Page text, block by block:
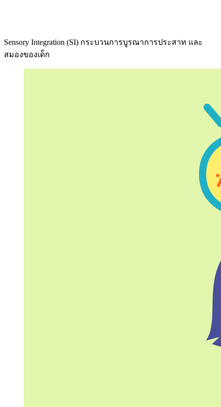
Sensory Integration (SI) กระบวนการบูรณาการประสาท และ
สมองของเด็ก